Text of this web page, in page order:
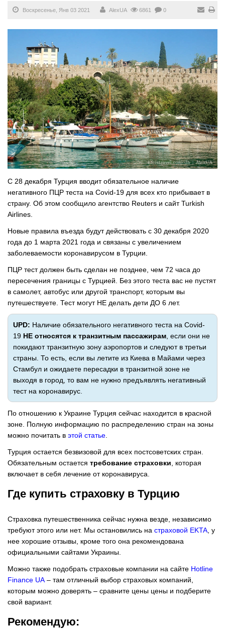
Воскресенье, Янв 03 2021 AlexUA 6861 0
С 28 декабря Турция вводит обязательное наличие
негативного ПЦР теста на Covid-19 для всех кто прибывает в
страну. Об этом сообщило агентство Reuters и сайт Turkish
Airlines
Новые правила въезда будут действовать с 30 декабря 2020
года до 1 марта 2021 года и связаны с увеличением
заболеваемости коронавирусом в Турции.
ПЦР тест должен быть сделан не позднее, чем 72 часа до
пересечения границы с Турцией. Без этого теста вас не пустят
в самолет, автобус или другой транспорт, которым вы
путешествуете. Тест могут НЕ делать дети ДО 6 лет.
UPD: Наличие обязательного негативного теста на Covid-
19 НЕ относятся к транзитным пассажирам , если они не
покидают транзитную зону аэропортов и следуют в третьи
страны. То есть, если вы летите из Киева в Майами через
Стамбул и ожидаете пересадки в транзитной зоне не
выходя в город, то вам не нужно предъявлять негативный
тест на коронавирус.
По отношению к Украине Турция сейчас находится в красной
зоне. Полную информацию по распределению стран на зоны
можно почитать в этой статье
Турция остается безвизовой для всех постсоветских стран.
Обязательным остается требование страховки , которая
включает в себя лечение от коронавируса.
Где купить страховку в Турцию
Страховка путешественника сейчас нужна везде, независимо
требуют этого или нет. Мы остановились на страховой EKTA , у
нее хорошие отзывы, кроме того она рекомендована
официальными сайтами Украины.
Можно также подобрать страховые компании на сайте Hotline
Finance UA – там отличный выбор страховых компаний,
которым можно доверять – сравните цены цены и подберите
свой вариант.
Рекомендую: